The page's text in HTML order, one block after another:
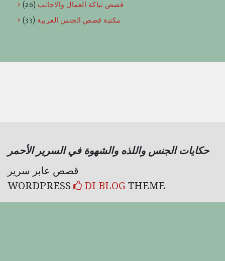
قصص نياكة العمال والاجانب (26)
مكتبة قصص الجنس العربية (33)
حكايات الجنس واللذه والشهوة في السرير الأحمر
WORDPRESS
DI BLOGTHEME